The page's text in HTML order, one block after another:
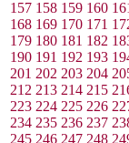
157 158 159 160
168 169 170 171
179 180 181 182
190 191 192 193
201 202 203 204
212 213 214 215
223 224 225 226
234 235 236 237
245 246 247 248